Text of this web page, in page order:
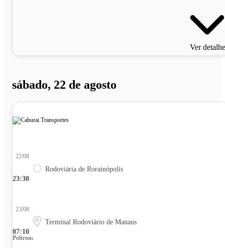
Ver
sábado, 22 de agosto
23:30
22/08
Rodoviária de Rorainópolis
07:10
23/08
Terminal Rodoviário de Manaus
Poltrona